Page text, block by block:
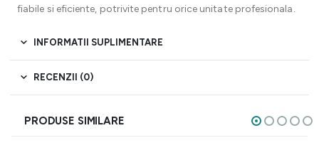
fiabile si eficiente, potrivite pentru orice unitate profesionala.
INFORMATII SUPLIMENTARE
RECENZII (0)
PRODUSE SIMILARE